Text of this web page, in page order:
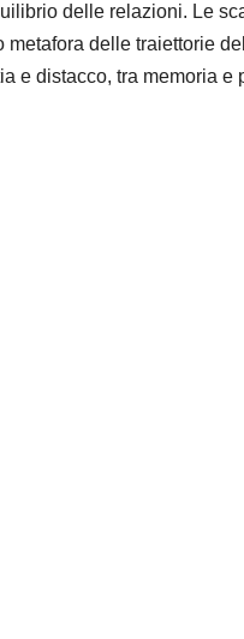
delle relazioni. Le
metafora delle traiettorie
e distacco, tra memoria e